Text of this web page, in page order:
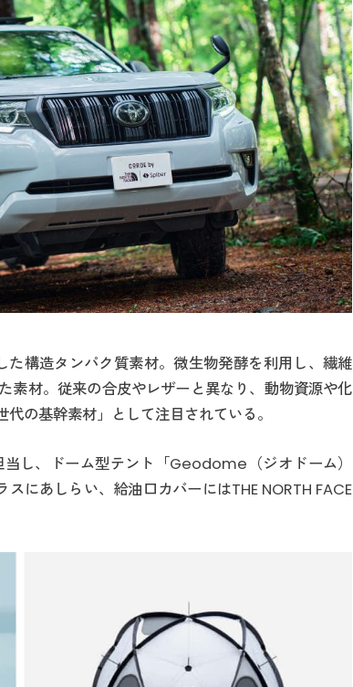
構造タンパク質素材。微生物発酵を利用し、繊維
素材。従来の合皮やレザーと異なり、動物資源や化
の基幹素材」として注目されている。
し、ドーム型テント「Geodome（ジオドーム）
にあしらい、給油口カバーにはTHE NORTH FACE